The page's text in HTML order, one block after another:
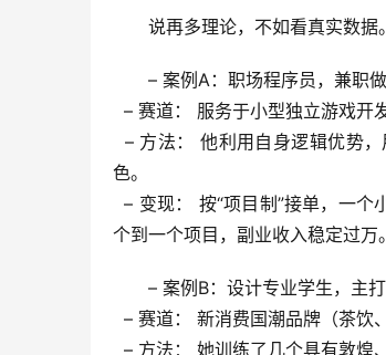
说再多理论，不如看真实数据
– 案例A：职场程序员，兼职
  –
赛道：
服务于小型独立游戏开
  –
方法：
他利用自身逻辑优势
色。
  –
变现：
按“项目制”接单，一
个到一个项目，副业收入稳定过万。
– 案例B：设计专业学生，主
  –
赛道：
新消费国潮品牌（茶饮
  –
方法：
她训练了几个具有敦煌